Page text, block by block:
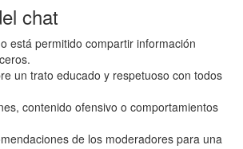
chat
está permitido compartir información
un trato educado y respetuoso con todos
contenido ofensivo o comportamientos
de los moderadores para una